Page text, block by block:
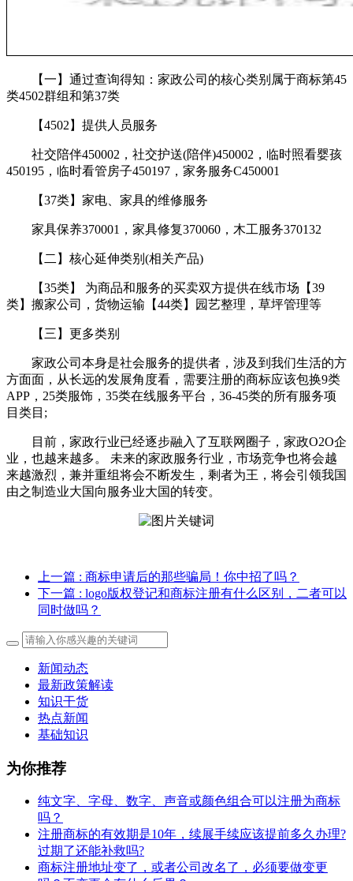
【一】通过查询得知：家政公司的核心类别属于商标第45
类4502群组和第37类
【4502】提供人员服务
社交陪伴450002，社交护送(陪伴)450002，临时照看婴孩
450195，临时看管房子450197，家务服务C450001
【37类】家电、家具的维修服务
家具保养370001，家具修复370060，木工服务370132
【二】核心延伸类别(相关产品)
【35类】 为商品和服务的买卖双方提供在线市场【39
类】搬家公司，货物运输【44类】园艺整理，草坪管理等
【三】更多类别
家政公司本身是社会服务的提供者，涉及到我们生活的方
方面面，从长远的发展角度看，需要注册的商标应该包换9类
APP，25类服饰，35类在线服务平台，36-45类的所有服务项
目类目;
目前，家政行业已经逐步融入了互联网圈子，家政O2O企
业，也越来越多。 未来的家政服务行业，市场竞争也将会越
来越激烈，兼并重组将会不断发生，剩者为王，将会引领我国
由之制造业大国向服务业大国的转变。
上一篇 : 商标申请后的那些骗局！你中招了吗？
下一篇 : logo版权登记和商标注册有什么区别，二者可以
同时做吗？
新闻动态
最新政策解读
知识干货
热点新闻
基础知识
为你推荐
纯文字、字母、数字、声音或颜色组合可以注册为商标
吗？
注册商标的有效期是10年，续展手续应该提前多久办理?
过期了还能补救吗?
商标注册地址变了，或者公司改名了，必须要做变更